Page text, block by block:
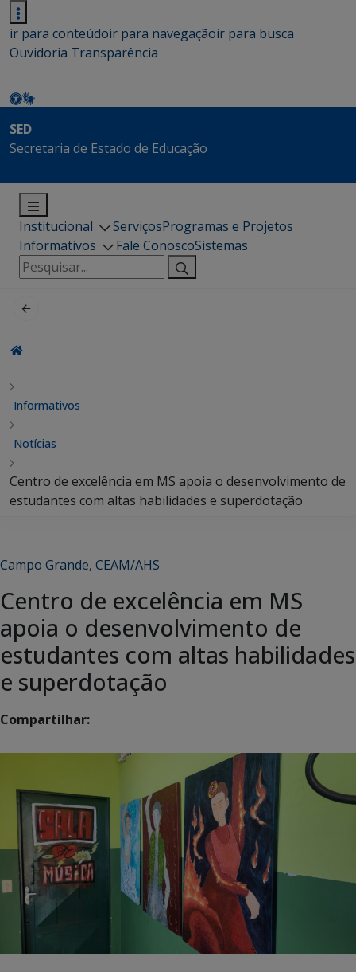
ir para conteúdoir para navegaçãoir para busca
Ouvidoria Transparência
SED
Secretaria de Estado de Educação
Institucional ServiçosProgramas e Projetos
Informativos
Fale ConoscoSistemas
Pesquisar
por:
Informativos
Notícias
Centro de excelência em MS apoia o desenvolvimento de
estudantes com altas habilidades e superdotação
Campo Grande, CEAM/AHS
Centro de excelência em MS
apoia o desenvolvimento de
estudantes com altas habilidades
e superdotação
Compartilhar: